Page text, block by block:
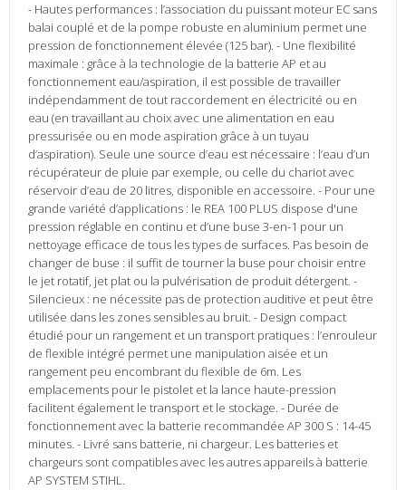
- Hautes performances : l’association du puissant moteur EC sans
balai couplé et de la pompe robuste en aluminium permet une
pression de fonctionnement élevée (125 bar). - Une flexibilité
maximale : grâce à la technologie de la batterie AP et au
fonctionnement eau/aspiration, il est possible de travailler
indépendamment de tout raccordement en électricité ou en
eau (en travaillant au choix avec une alimentation en eau
pressurisée ou en mode aspiration grâce à un tuyau
d’aspiration). Seule une source d’eau est nécessaire : l’eau d’un
récupérateur de pluie par exemple, ou celle du chariot avec
réservoir d’eau de 20 litres, disponible en accessoire. - Pour une
grande variété d’applications : le REA 100 PLUS dispose d'une
pression réglable en continu et d’une buse 3-en-1 pour un
nettoyage efficace de tous les types de surfaces. Pas besoin de
changer de buse : il suffit de tourner la buse pour choisir entre
le jet rotatif, jet plat ou la pulvérisation de produit détergent. -
Silencieux : ne nécessite pas de protection auditive et peut être
utilisée dans les zones sensibles au bruit. - Design compact
étudié pour un rangement et un transport pratiques : l’enrouleur
de flexible intégré permet une manipulation aisée et un
rangement peu encombrant du flexible de 6m. Les
emplacements pour le pistolet et la lance haute-pression
facilitent également le transport et le stockage. - Durée de
fonctionnement avec la batterie recommandée AP 300 S : 14-45
minutes. - Livré sans batterie, ni chargeur. Les batteries et
chargeurs sont compatibles avec les autres appareils à batterie
AP SYSTEM STIHL.